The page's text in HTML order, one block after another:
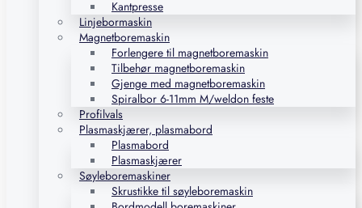
Kantpresse
Linjebormaskin
Magnetboremaskin
Forlengere til magnetboremaskin
Tilbehør magnetboremaskin
Gjenge med magnetboremaskin
Spiralbor 6-11mm M/weldon feste
Profilvals
Plasmaskjærer, plasmabord
Plasmabord
Plasmaskjærer
Søyleboremaskiner
Skrustikke til søyleboremaskin